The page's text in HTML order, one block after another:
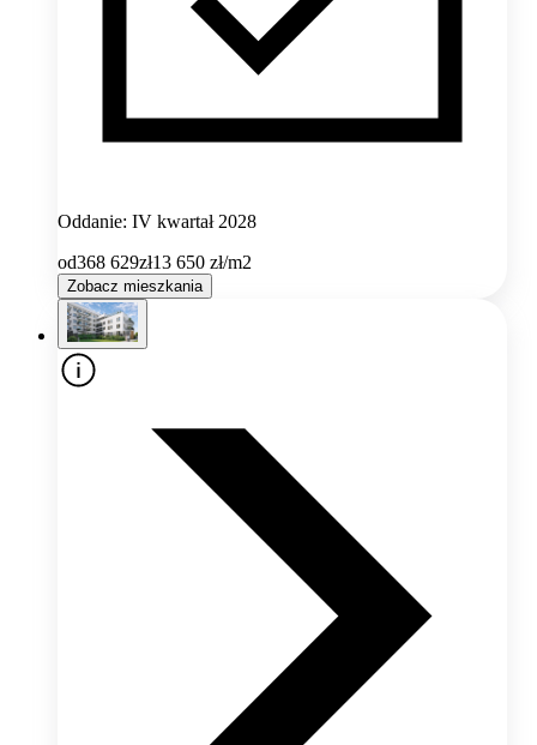
Oddanie: IV kwartał 2028
od368 629zł13 650 zł/m2
Zobacz mieszkania